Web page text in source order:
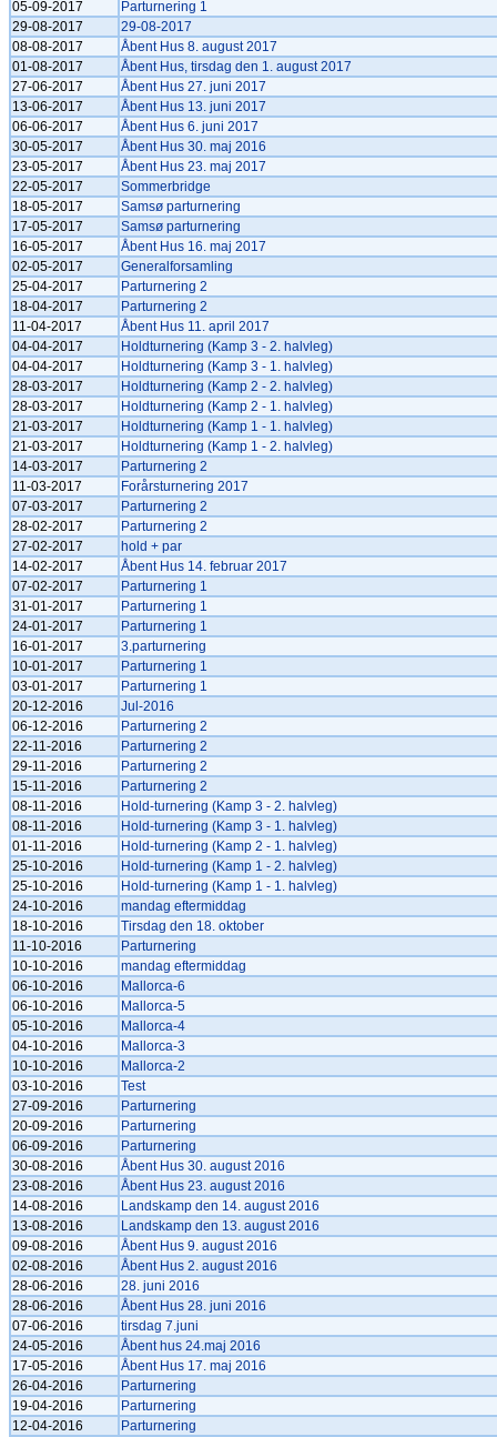
05-09-2017
Parturnering 1
29-08-2017
29-08-2017
08-08-2017
Åbent Hus 8. august 2017
01-08-2017
Åbent Hus, tirsdag den 1. august 2017
27-06-2017
Åbent Hus 27. juni 2017
13-06-2017
Åbent Hus 13. juni 2017
06-06-2017
Åbent Hus 6. juni 2017
30-05-2017
Åbent Hus 30. maj 2016
23-05-2017
Åbent Hus 23. maj 2017
22-05-2017
Sommerbridge
18-05-2017
Samsø parturnering
17-05-2017
Samsø parturnering
16-05-2017
Åbent Hus 16. maj 2017
02-05-2017
Generalforsamling
25-04-2017
Parturnering 2
18-04-2017
Parturnering 2
11-04-2017
Åbent Hus 11. april 2017
04-04-2017
Holdturnering (Kamp 3 - 2. halvleg)
04-04-2017
Holdturnering (Kamp 3 - 1. halvleg)
28-03-2017
Holdturnering (Kamp 2 - 2. halvleg)
28-03-2017
Holdturnering (Kamp 2 - 1. halvleg)
21-03-2017
Holdturnering (Kamp 1 - 1. halvleg)
21-03-2017
Holdturnering (Kamp 1 - 2. halvleg)
14-03-2017
Parturnering 2
11-03-2017
Forårsturnering 2017
07-03-2017
Parturnering 2
28-02-2017
Parturnering 2
27-02-2017
hold + par
14-02-2017
Åbent Hus 14. februar 2017
07-02-2017
Parturnering 1
31-01-2017
Parturnering 1
24-01-2017
Parturnering 1
16-01-2017
3.parturnering
10-01-2017
Parturnering 1
03-01-2017
Parturnering 1
20-12-2016
Jul-2016
06-12-2016
Parturnering 2
22-11-2016
Parturnering 2
29-11-2016
Parturnering 2
15-11-2016
Parturnering 2
08-11-2016
Hold-turnering (Kamp 3 - 2. halvleg)
08-11-2016
Hold-turnering (Kamp 3 - 1. halvleg)
01-11-2016
Hold-turnering (Kamp 2 - 1. halvleg)
25-10-2016
Hold-turnering (Kamp 1 - 2. halvleg)
25-10-2016
Hold-turnering (Kamp 1 - 1. halvleg)
24-10-2016
mandag eftermiddag
18-10-2016
Tirsdag den 18. oktober
11-10-2016
Parturnering
10-10-2016
mandag eftermiddag
06-10-2016
Mallorca-6
06-10-2016
Mallorca-5
05-10-2016
Mallorca-4
04-10-2016
Mallorca-3
10-10-2016
Mallorca-2
03-10-2016
Test
27-09-2016
Parturnering
20-09-2016
Parturnering
06-09-2016
Parturnering
30-08-2016
Åbent Hus 30. august 2016
23-08-2016
Åbent Hus 23. august 2016
14-08-2016
Landskamp den 14. august 2016
13-08-2016
Landskamp den 13. august 2016
09-08-2016
Åbent Hus 9. august 2016
02-08-2016
Åbent Hus 2. august 2016
28-06-2016
28. juni 2016
28-06-2016
Åbent Hus 28. juni 2016
07-06-2016
tirsdag 7.juni
24-05-2016
Åbent hus 24.maj 2016
17-05-2016
Åbent Hus 17. maj 2016
26-04-2016
Parturnering
19-04-2016
Parturnering
12-04-2016
Parturnering